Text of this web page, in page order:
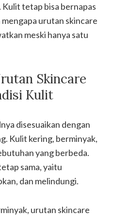
tetap bisa bernapas
urutan skincare
meski hanya satu
Skincare
Kulit
disesuaikan dengan
Kulit kering, berminyak,
yang berbeda.
sama, yaitu
dan melindungi.
urutan skincare